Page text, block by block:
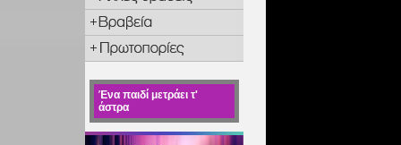
Ένα παιδί μετράει τ'
άστρα